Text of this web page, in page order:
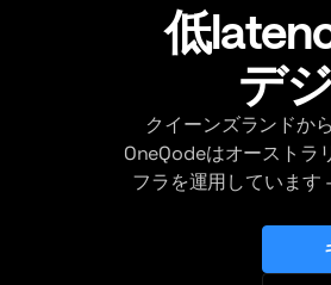
低
デ
クイーンズランドか
OneQodeはオーストラ
フラを運用しています